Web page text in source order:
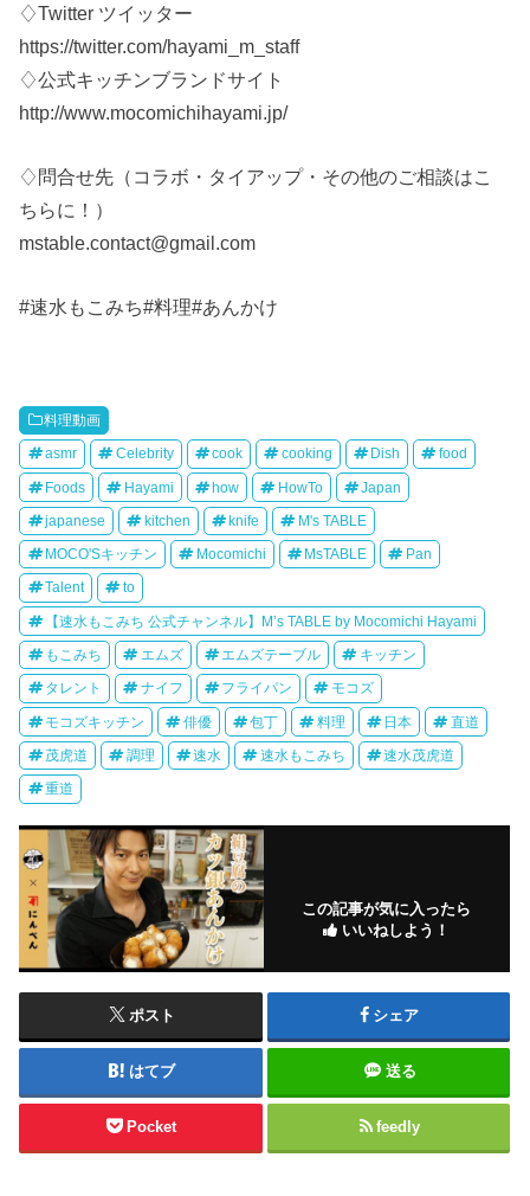
♢Twitter ツイッター
https://twitter.com/hayami_m_staff
♢公式キッチンブランドサイト
http://www.mocomichihayami.jp/
♢問合せ先（コラボ・タイアップ・その他のご相談はこ
ちらに！）
mstable.contact@gmail.com
#速水もこみち#料理#あんかけ
料理動画
asmr Celebrity cook cooking Dish food
Foods Hayami how HowTo Japan
japanese kitchen knife M's TABLE
MOCO'Sキッチン Mocomichi MsTABLE Pan
Talent to
【速水もこみち 公式チャンネル】M’s TABLE by Mocomichi Hayami
もこみち エムズ エムズテーブル キッチン
タレント ナイフ フライパン モコズ
モコズキッチン 俳優 包丁 料理 日本 直道
茂虎道 調理 速水 速水もこみち 速水茂虎道
重道
この記事が気に入ったら
いいねしよう！
ポスト シェア
はてブ 送る
Pocket feedly